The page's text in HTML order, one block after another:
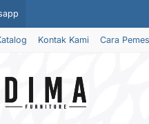
Kontak Kami Cara